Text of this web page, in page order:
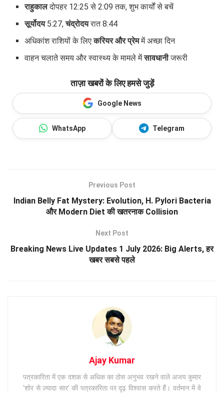
राहुकालदोपहर 12:25 से 2:09 तक, शुभ कार्यों से बचें
सूर्योदय5:27,चंद्रोदयरात 8:44
अधिकांश राशियों के लिएकरियर और प्रेममें अच्छा दिन
वाहन चलाते समय और स्वास्थ्य के मामले मेंसावधानीजरूरी
ताज़ा खबरों के लिए हमसे जुड़ें
Google News
WhatsApp Telegram
Previous Post
Indian Belly Fat Mystery: Evolution, H. Pylori Bacteria
और Modern Diet की खतरनाक Collision
Next Post
Breaking News Live Updates 1 July 2026: Big Alerts, हर
खबर सबसे पहले
Ajay Kumar
पत्रकारिता में एक दशक से अधिक का ठोस अनुभव रखने वाले अजय कुमार
'शोर से ज़्यादा सार' की पत्रकारिता पर दृढ़ विश्वास करते हैं। वर्तमान में वे